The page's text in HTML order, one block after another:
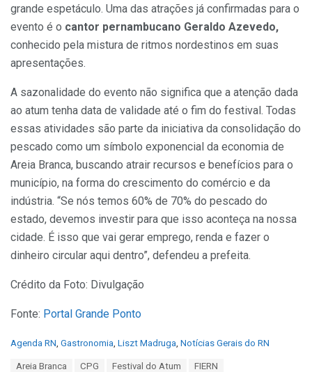
grande espetáculo. Uma das atrações já confirmadas para o
evento é o cantor pernambucano Geraldo Azevedo,
conhecido pela mistura de ritmos nordestinos em suas
apresentações.
A sazonalidade do evento não significa que a atenção dada
ao atum tenha data de validade até o fim do festival. Todas
essas atividades são parte da iniciativa da consolidação do
pescado como um símbolo exponencial da economia de
Areia Branca, buscando atrair recursos e benefícios para o
município, na forma do crescimento do comércio e da
indústria. “Se nós temos 60% de 70% do pescado do
estado, devemos investir para que isso aconteça na nossa
cidade. É isso que vai gerar emprego, renda e fazer o
dinheiro circular aqui dentro”, defendeu a prefeita.
Crédito da Foto: Divulgação
Fonte: Portal Grande Ponto
C
Agenda RN Gastronomia Liszt Madruga Notícias Gerais do RN
Areia Branca CPG Festival do Atum
FIERN